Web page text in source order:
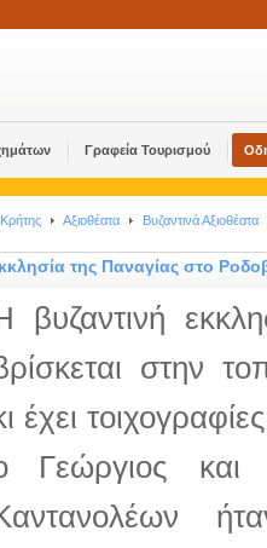
Γραφεία Τουρισμού
Αξιοθέατα Βυζαντινά Αξιοθέατα
της Παναγίας στο
βυζαντινή
στην
έχει
Γεώργιος